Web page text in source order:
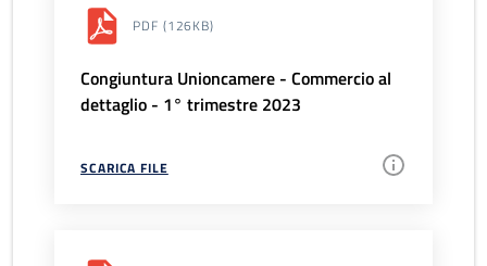
PDF (126KB)
Congiuntura Unioncamere - Commercio al
dettaglio - 1° trimestre 2023
SCARICA FILE